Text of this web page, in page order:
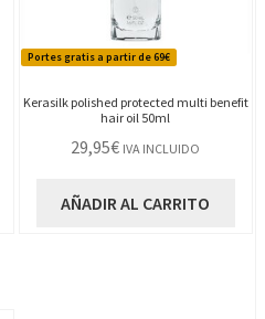
Portes gratis a partir de 69€
Kerasilk polished protected multi benefit
hair oil 50ml
29,95€ IVA INCLUIDO
AÑADIR AL CARRITO